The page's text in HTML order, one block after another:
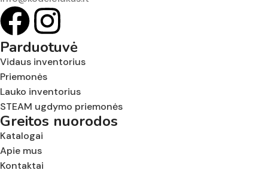
Parduotuvė
Vidaus inventorius
Priemonės
Lauko inventorius
STEAM ugdymo priemonės
Greitos nuorodos
Katalogai
Apie mus
Kontaktai